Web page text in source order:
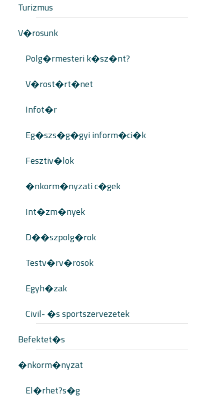
Turizmus
V�rosunk
Polg�rmesteri k�sz�nt?
V�rost�rt�net
Infot�r
Eg�szs�g�gyi inform�ci�k
Fesztiv�lok
�nkorm�nyzati c�gek
Int�zm�nyek
D��szpolg�rok
Testv�rv�rosok
Egyh�zak
Civil- �s sportszervezetek
Befektet�s
�nkorm�nyzat
El�rhet?s�g